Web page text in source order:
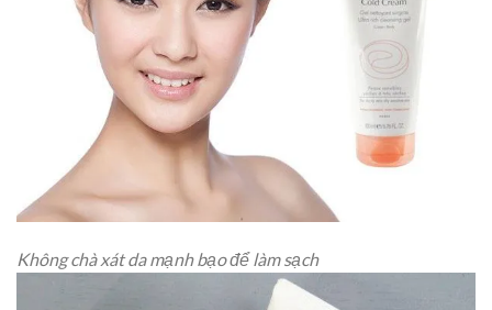
Không chà xát da mạnh bạo để làm sạch